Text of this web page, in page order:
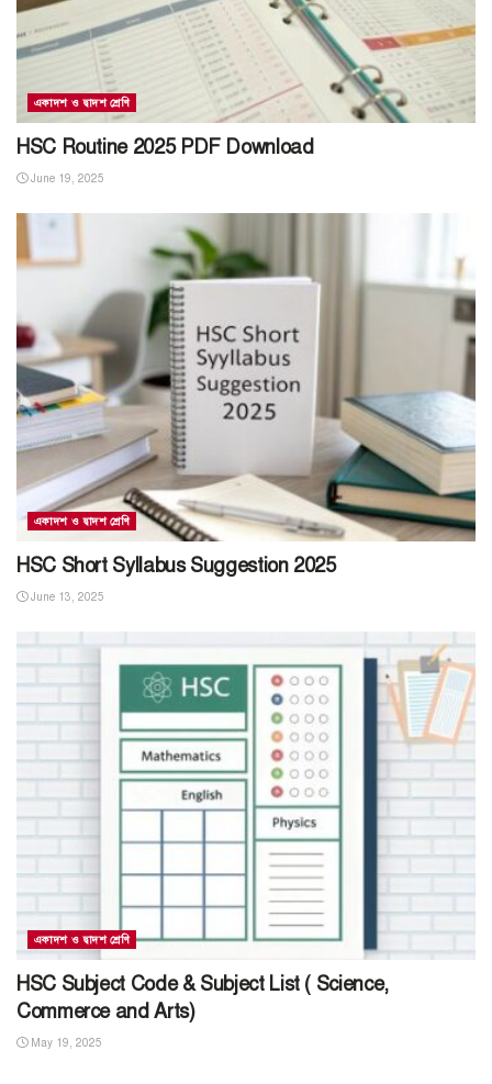
একাদশ ও দ্বাদশ শ্রেণি
HSC Routine 2025 PDF Download
June 19, 2025
একাদশ ও দ্বাদশ শ্রেণি
HSC Short Syllabus Suggestion 2025
June 13, 2025
একাদশ ও দ্বাদশ শ্রেণি
HSC Subject Code & Subject List ( Science,
Commerce and Arts)
May 19, 2025